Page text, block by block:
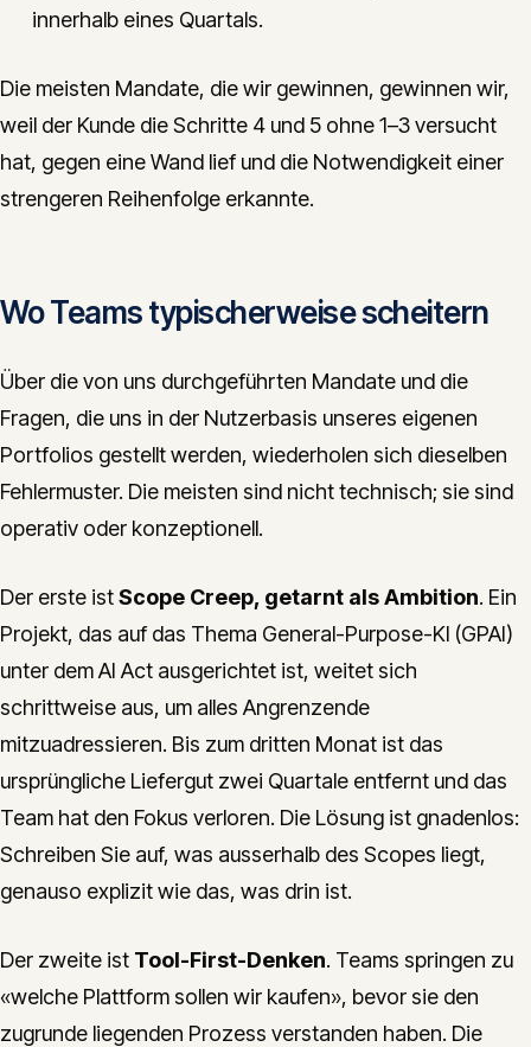
innerhalb eines Quartals.
Die meisten Mandate, die wir gewinnen, gewinnen wir,
weil der Kunde die Schritte 4 und 5 ohne 1–3 versucht
hat, gegen eine Wand lief und die Notwendigkeit einer
strengeren Reihenfolge erkannte.
Wo Teams typischerweise scheitern
Über die von uns durchgeführten Mandate und die
Fragen, die uns in der Nutzerbasis unseres eigenen
Portfolios gestellt werden, wiederholen sich dieselben
Fehlermuster. Die meisten sind nicht technisch; sie sind
operativ oder konzeptionell.
Der erste istScope Creep, getarnt als Ambition. Ein
Projekt, das auf das Thema General-Purpose-KI (GPAI)
unter dem AI Act ausgerichtet ist, weitet sich
schrittweise aus, um alles Angrenzende
mitzuadressieren. Bis zum dritten Monat ist das
ursprüngliche Liefergut zwei Quartale entfernt und das
Team hat den Fokus verloren. Die Lösung ist gnadenlos:
Schreiben Sie auf, was ausserhalb des Scopes liegt,
genauso explizit wie das, was drin ist.
Der zweite ist Tool-First-Denken. Teams springen zu
«welche Plattform sollen wir kaufen», bevor sie den
zugrunde liegenden Prozess verstanden haben. Die